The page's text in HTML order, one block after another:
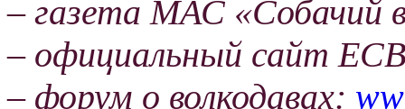
– газета МАС «Собачий
– официальный сайт
– форум о волкодавах: